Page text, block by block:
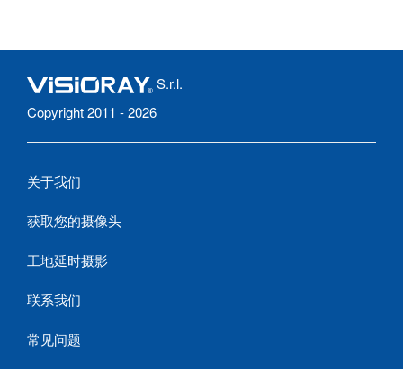
S.r.l.
Copyright 2011 - 2026
关于我们
获取您的摄像头
工地延时摄影
联系我们
常见问题